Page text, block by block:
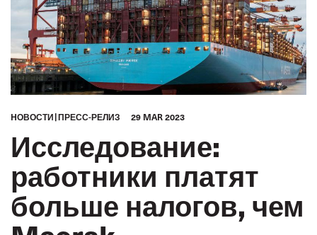
HОВОСТИ ПРЕСС-РЕЛИЗ 29 MAR 2023
Исследование:
работники платят
больше налогов, чем